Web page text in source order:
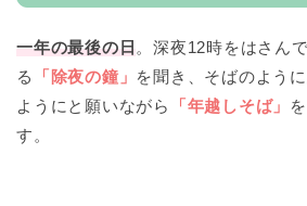
一年の最後の日 。深夜12時をはさん
る
「除夜の鐘」 を聞き、そばのよう
ようにと願いながら
「年越しそば」
す。